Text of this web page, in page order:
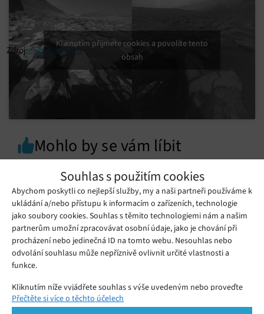
Souhlas s použitím cookies
Abychom poskytli co nejlepší služby, my a naši partneři používáme k
ukládání a/nebo přístupu k informacím o zařízeních, technologie
jako soubory cookies. Souhlas s těmito technologiemi nám a našim
partnerům umožní zpracovávat osobní údaje, jako je chování při
procházení nebo jedinečná ID na tomto webu. Nesouhlas nebo
odvolání souhlasu může nepříznivě ovlivnit určité vlastnosti a
funkce.
Kliknutím níže vyjádřete souhlas s výše uvedeným nebo proveďte
podrobnější rozhodnutí. Vaše volby budou použity pouze na tomto
Přečtěte si více o těchto účelech
Zdroj:engadget.com
Kliknutím přijmete cookies a povolíte tento
obsah
Mohlo by se vám líbit